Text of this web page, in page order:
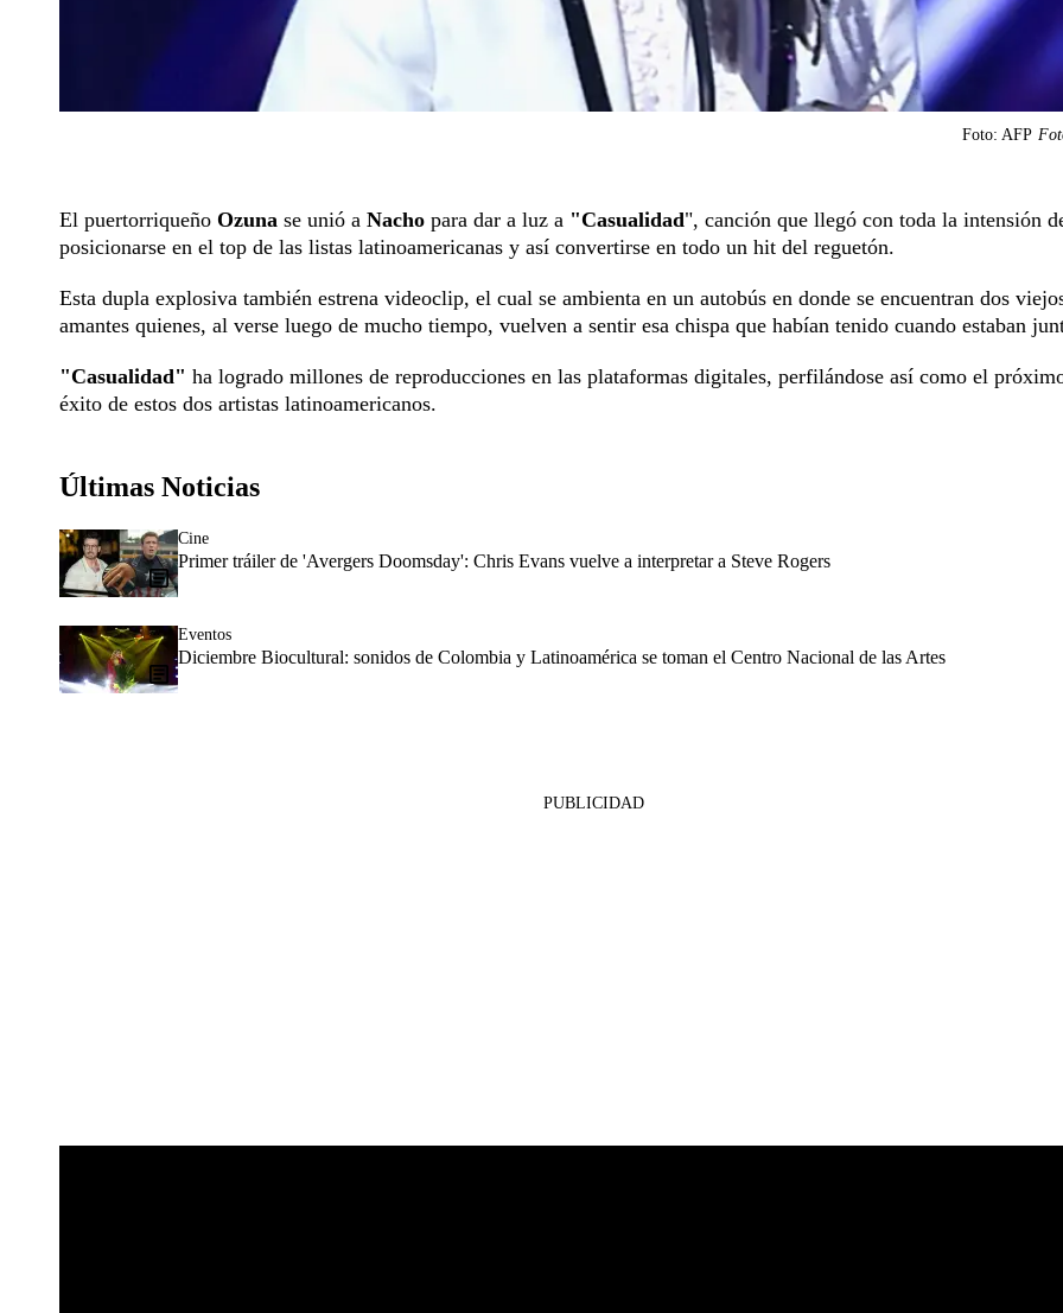
Foto: AFP
El puertorriqueño Ozuna se unió a Nacho para dar a luz a "Casualidad", canción que llegó con toda la intensión
posicionarse en el top de las listas latinoamericanas y así convertirse en todo un hit del reguetón.
Esta dupla explosiva también estrena videoclip, el cual se ambienta en un autobús en donde se encuentran dos
amantes quienes, al verse luego de mucho tiempo, vuelven a sentir esa chispa que habían tenido cuando estaban
"Casualidad" ha logrado millones de reproducciones en las plataformas digitales, perfilándose así como el
éxito de estos dos artistas latinoamericanos.
Últimas Noticias
Cine
Primer tráiler de 'Avergers Doomsday': Chris Evans vuelve a interpretar a Steve Rogers
Eventos
Diciembre Biocultural: sonidos de Colombia y Latinoamérica se toman el Centro Nacional de las Artes
PUBLICIDAD